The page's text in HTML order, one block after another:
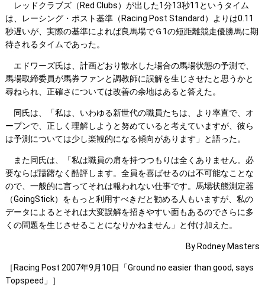
レッドクラブズ（Red Clubs）が出した1分13秒11というタイム
は、レーシング・ポスト基準（Racing Post Standard）よりは0.11
秒遅いが、実際の基準によれば良馬場でＧ1の短距離競走優勝馬に期
待されるタイムであった。
エドワーズ氏は、計画どおり散水した場合の馬場状態の予測で、
馬場取締委員が馬券ファンと調教師に誤解を生じさせたと思うかと
尋ねられ、正確さについては改善の余地はあると答えた。
同氏は、「私は、いわゆる新世代の職員たちは、より率直で、オ
ープンで、正しく理解しようと努めていると考えていますが、彼ら
は予測については少し楽観的になる傾向があります」と語った。
また同氏は、「私は職員の肩を持つつもりは全くありません。必
要ならば躊躇なく酷評します。全員を喜ばせるのは不可能なことな
ので、一般的に言ってそれは報われない仕事です。馬場状態測定器
（GoingStick）をもっと利用すべきだと勧める人もいますが、私の
データによるとそれは大変誤解を招きやすい面もあるのでさらに多
くの問題を生じさせることになりかねません」と付け加えた。
By Rodney Masters
［Racing Post 2007年9月10日「Ground no easier than good, says
Topspeed」］